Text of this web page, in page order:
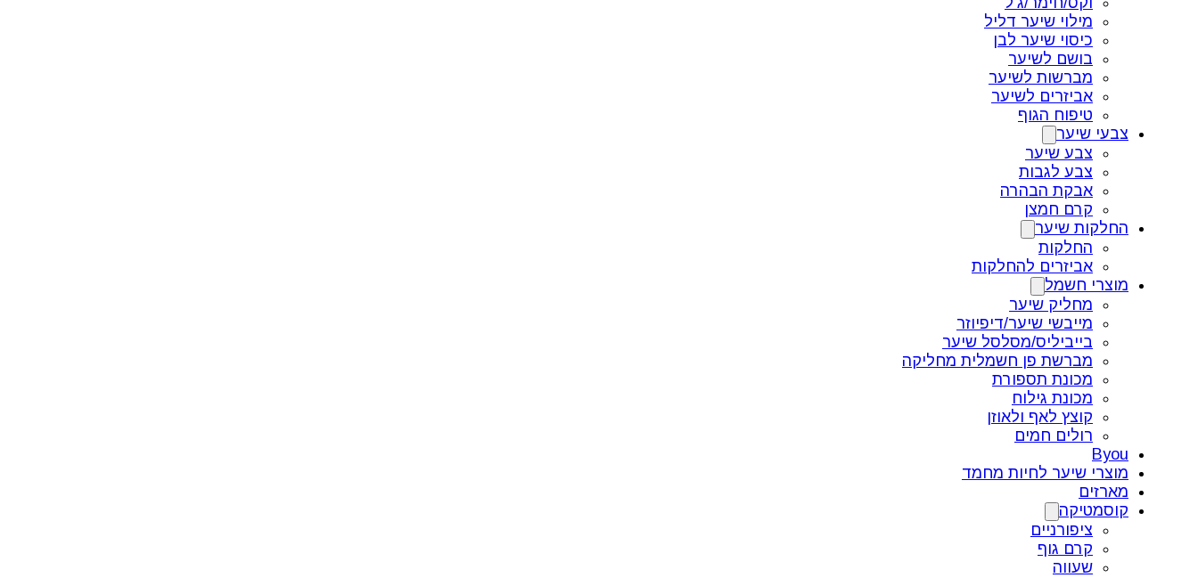
מילוי שיער דליל
כיסוי שיער לבן
בושם לשיער
מברשות לשיער
אביזרים לשיער
טיפוח הגוף
צבעי שיער
צבע שיער
צבע לגבות
אבקת הבהרה
קרם חמצן
החלקות שיער
החלקות
אביזרים להחלקות
מוצרי חשמל
מחליק שיער
מייבשי שיער/דיפיוזר
בייביליס/מסלסל שיער
מברשת פן חשמלית מחליקה
מכונת תספורת
מכונת גילוח
קוצץ לאף ולאוזן
רולים חמים
Byou
מוצרי שיער לחיות מחמד
מארזים
קוסמטיקה
ציפורניים
קרם גוף
שעווה